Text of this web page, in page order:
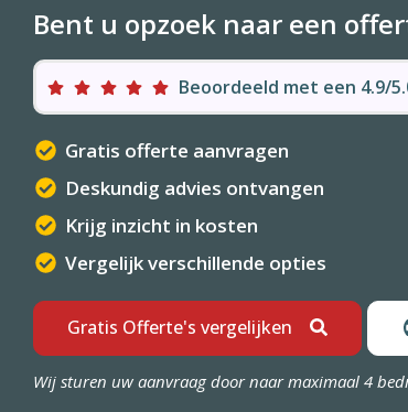
Bent u opzoek naar een
Beoordeeld met een 4.9/
Gratis offerte aanvragen
Deskundig advies ontvangen
Krijg inzicht in kosten
Vergelijk verschillende opties
Gratis Offerte's vergelijken
Wij sturen uw aanvraag door naar maximaal 4